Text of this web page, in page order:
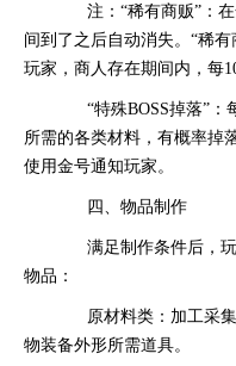
注：“稀有商贩”：在
间到了之后自动消失。“稀
玩家，商人存在期间内，每
“特殊BOSS掉落”：
所需的各类材料，有概率掉
使用金号通知玩家。
四、物品制作
满足制作条件后，玩
物品：
原材料类：加工采集
物装备外形所需道具。